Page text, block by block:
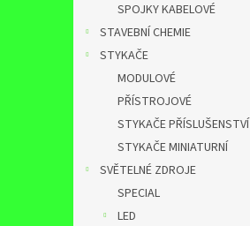
SPOJKY KABELOVÉ
STAVEBNÍ CHEMIE
STYKAČE
MODULOVÉ
PŘÍSTROJOVÉ
STYKAČE PŘÍSLUŠENSTVÍ
STYKAČE MINIATURNÍ
SVĚTELNÉ ZDROJE
SPECIAL
LED